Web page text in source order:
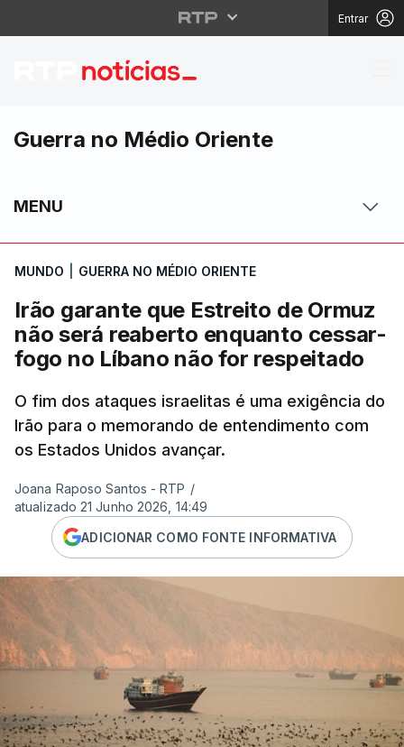
Entrar
Irão garante que
Guerra no Médio Oriente
MENU
MUNDO GUERRA NO MÉDIO ORIENTE
Irão garante que Estreito de Ormuz
não será reaberto enquanto cessar-
fogo no Líbano não for respeitado
O fim dos ataques israelitas é uma exigência do
Irão para o memorando de entendimento com
os Estados Unidos avançar.
Joana Raposo Santos - RTP /
atualizado 21 Junho 2026, 14:49
ADICIONAR COMO FONTE INFORMATIVA